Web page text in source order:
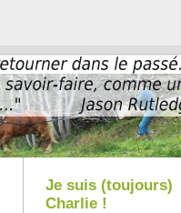
Je suis (toujours)
Charlie !